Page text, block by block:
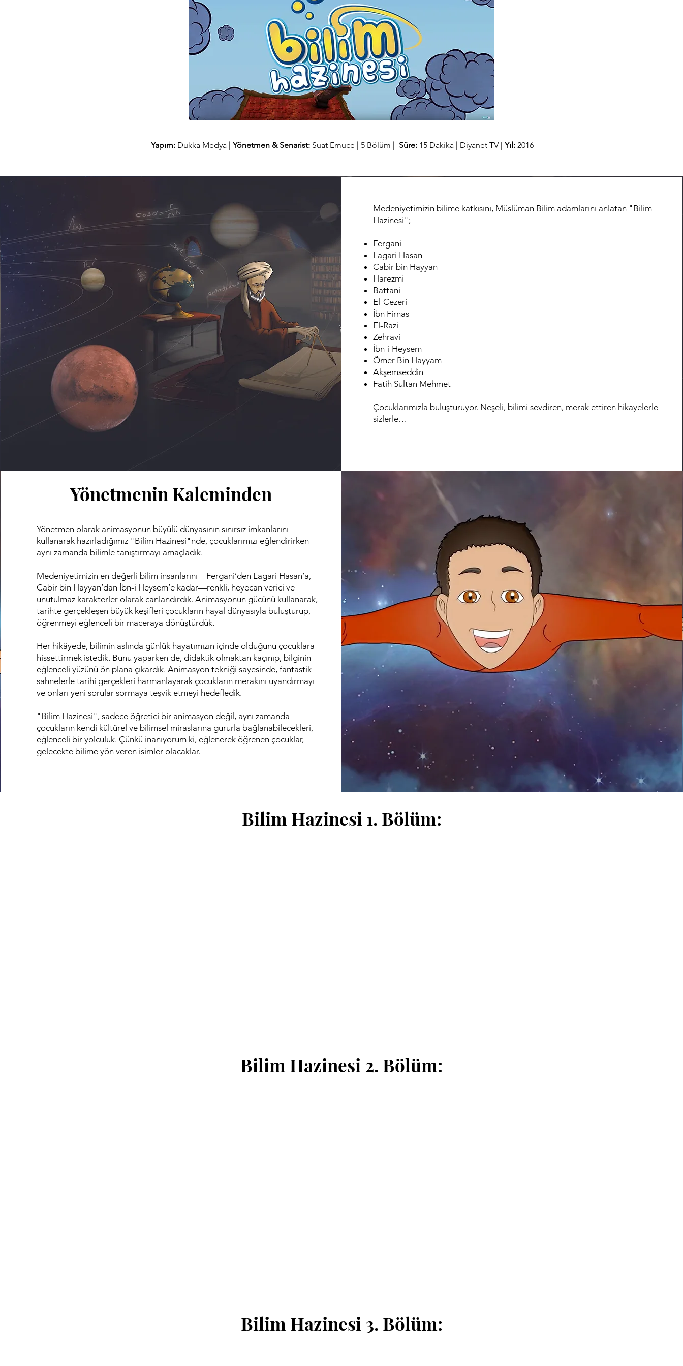
Yapım: Dukka Medya| Yönetmen & Senarist: Suat Emuce | 5 Bölüm | Süre: 15 Dakika| Diyanet TV |Yıl:2016
Medeniyetimizin bilime katkısını, Müslüman Bilim adamlarını anlatan "Bilim
Hazinesi";
Fergani
Lagari Hasan
Cabir bin Hayyan
Harezmi
Battani
El-Cezeri
İbn Firnas
El-Razi
Zehravi
İbn-i Heysem
Ömer Bin Hayyam
Akşemseddin
Fatih Sultan Mehmet
Çocuklarımızla buluşturuyor. Neşeli, bilimi sevdiren, merak ettiren hikayelerle
sizlerle…
Yönetmenin Kaleminden
Yönetmen olarak animasyonun büyülü dünyasının sınırsız imkanlarını
kullanarak hazırladığımız "Bilim Hazinesi"nde, çocuklarımızı eğlendirirken
aynı zamanda bilimle tanıştırmayı amaçladık.
Medeniyetimizin en değerli bilim insanlarını—Fergani’den Lagari Hasan’a,
Cabir bin Hayyan’dan İbn-i Heysem’e kadar—renkli, heyecan verici ve
unutulmaz karakterler olarak canlandırdık. Animasyonun gücünü kullanarak,
tarihte gerçekleşen büyük keşifleri çocukların hayal dünyasıyla buluşturup,
öğrenmeyi eğlenceli bir maceraya dönüştürdük.
Her hikâyede, bilimin aslında günlük hayatımızın içinde olduğunu çocuklara
hissettirmek istedik. Bunu yaparken de, didaktik olmaktan kaçınıp, bilginin
eğlenceli yüzünü ön plana çıkardık. Animasyon tekniği sayesinde, fantastik
sahnelerle tarihi gerçekleri harmanlayarak çocukların merakını uyandırmayı
ve onları yeni sorular sormaya teşvik etmeyi hedefledik.
"Bilim Hazinesi", sadece öğretici bir animasyon değil, aynı zamanda
çocukların kendi kültürel ve bilimsel miraslarına gururla bağlanabilecekleri,
eğlenceli bir yolculuk. Çünkü inanıyorum ki, eğlenerek öğrenen çocuklar,
gelecekte bilime yön veren isimler olacaklar.
Bilim Hazinesi 1. Bölüm:
Bilim Hazinesi 2. Bölüm:
Bilim Hazinesi 3. Bölüm: